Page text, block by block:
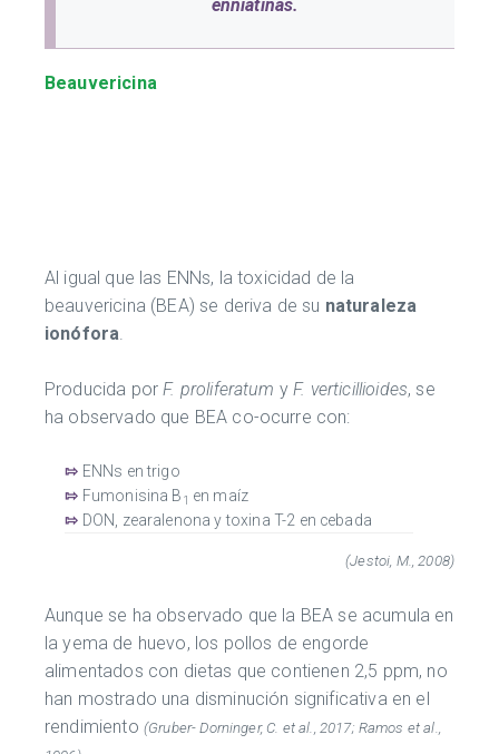
enniatinas.
Beauvericina
Al igual que las ENNs, la toxicidad de la
beauvericina (BEA) se deriva de su naturaleza
ionófora.
Producida porF. proliferatum yF. verticillioides, se
ha observado que BEA co-ocurre con:
⇰ ENNs en trigo
⇰ Fumonisina B 1 en maíz
⇰ DON, zearalenona y toxina T-2 en cebada
(Jestoi, M., 2008)
Aunque se ha observado que la BEA se acumula en
la yema de huevo, los pollos de engorde
alimentados con dietas que contienen 2,5 ppm, no
han mostrado una disminución significativa en el
rendimiento (Gruber- Dorninger, C. et al., 2017; Ramos et al.,